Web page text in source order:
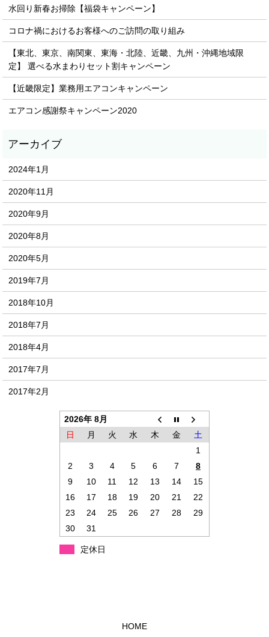
水回り新春お掃除【福袋キャンペーン】
コロナ禍におけるお客様へのご訪問の取り組み
【東北、東京、南関東、東海・北陸、近畿、九州・沖縄地域限
定】 選べる水まわりセット割キャンペーン
【近畿限定】業務用エアコンキャンペーン
エアコン感謝祭キャンペーン2020
2024年1月
2020年11月
2020年9月
2020年8月
2020年5月
2019年7月
2018年10月
2018年7月
2018年4月
2017年7月
2017年2月
2026年 8月
日
月 火 水 木 金
土
1
2
3 4 5 6 7
8
9
10 11 12 13 14
15
16
17 18 19 20 21
22
23
24 25 26 27 28
29
30
31
定休日
HOME